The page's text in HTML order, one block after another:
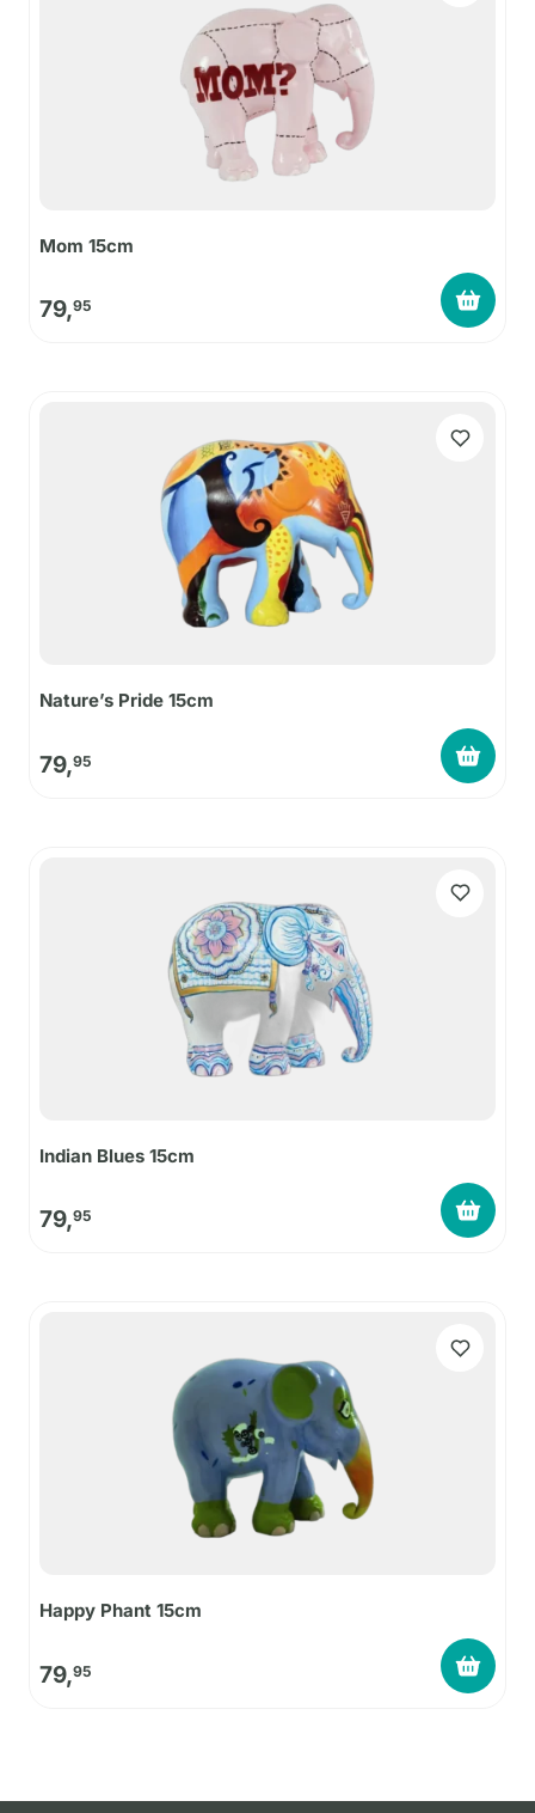
Mom 15cm
79,95
Nature’s Pride 15cm
79,95
Indian Blues 15cm
79,95
Happy Phant 15cm
79,95